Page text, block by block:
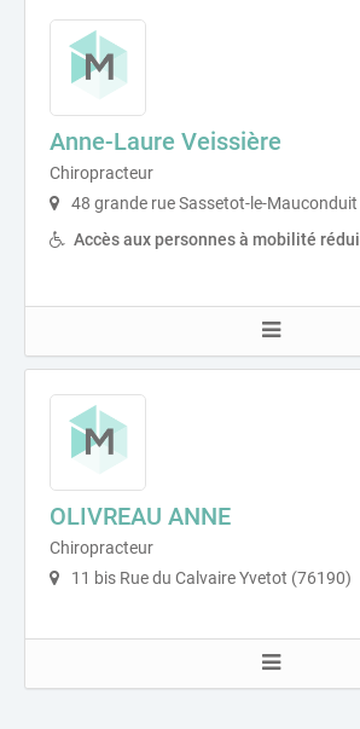
Anne-Laure Veissière
Chiropracteur
48 grande rue Sassetot-le-
Accès aux personnes à mobilité
OLIVREAU ANNE
Chiropracteur
11 bis Rue du Calvaire Yvetot (76190)